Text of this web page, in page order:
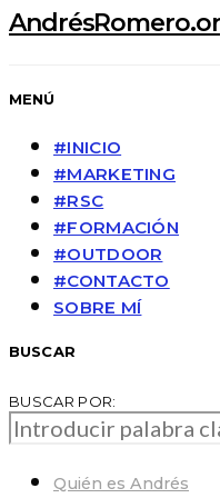
MENÚ
#INICIO
#MARKETING
#RSC
#FORMACIÓN
#OUTDOOR
#CONTACTO
SOBRE MÍ
BUSCAR
BUSCAR POR:
Quién es Andrés